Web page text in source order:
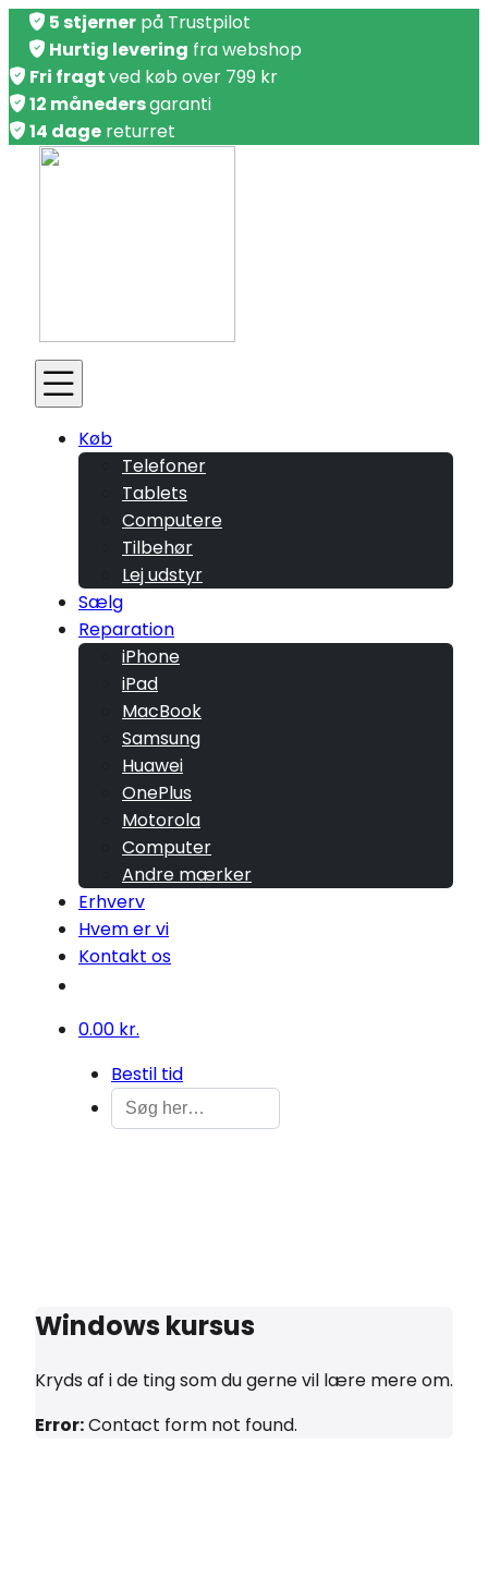
5 stjerner på Trustpilot
Hurtig levering fra webshop
Fri fragtved køb over 799 kr
12 månedersgaranti
14 dage returret
Køb
Telefoner
Tablets
Computere
Tilbehør
Lej udstyr
Sælg
Reparation
iPhone
iPad
MacBook
Samsung
Huawei
OnePlus
Motorola
Computer
Andre mærker
Erhverv
Hvem er vi
Kontakt os
0.00 kr.
Bestil tid
Windows kursus
Kryds af i de ting som du gerne vil lære mere om.
Error:Contact form not found.